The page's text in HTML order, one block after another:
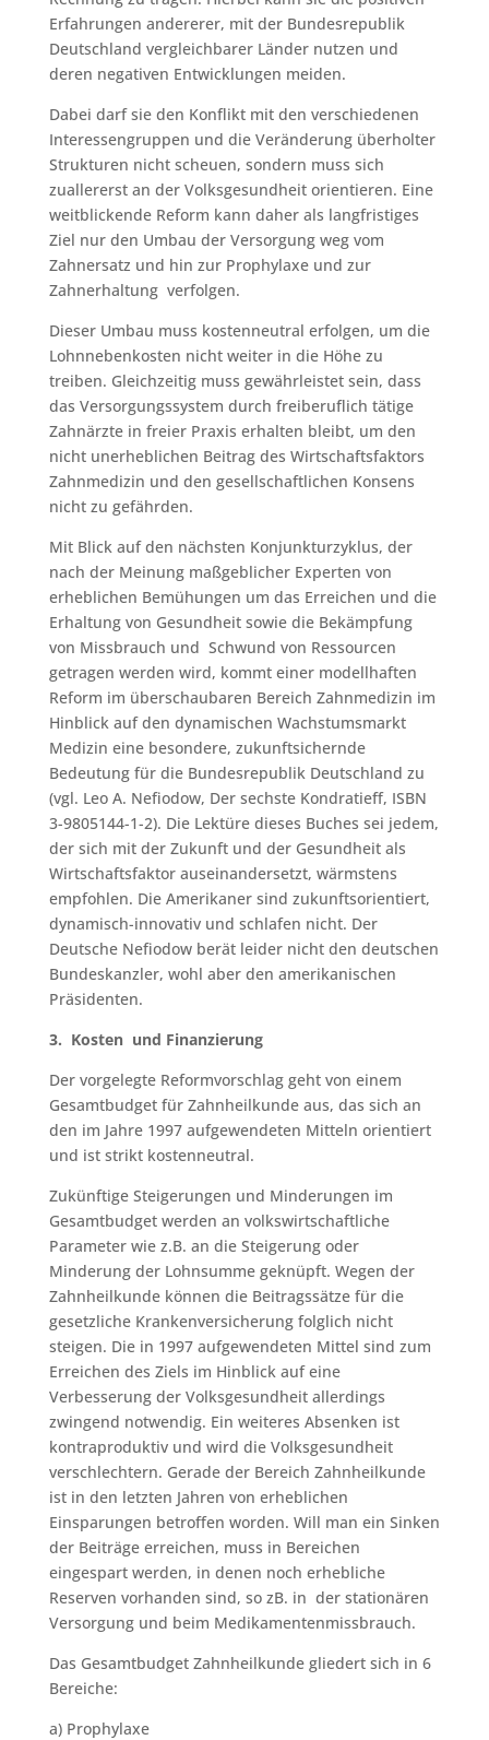
Erfahrungen andererer, mit der Bundesrepublik
Deutschland vergleichbarer Länder nutzen und
deren negativen Entwicklungen meiden.
Dabei darf sie den Konflikt mit den verschiedenen
Interessengruppen und die Veränderung überholter
Strukturen nicht scheuen, sondern muss sich
zuallererst an der Volksgesundheit orientieren. Eine
weitblickende Reform kann daher als langfristiges
Ziel nur den Umbau der Versorgung weg vom
Zahnersatz und hin zur Prophylaxe und zur
Zahnerhaltung verfolgen.
Dieser Umbau muss kostenneutral erfolgen, um die
Lohnnebenkosten nicht weiter in die Höhe zu
treiben. Gleichzeitig muss gewährleistet sein, dass
das Versorgungssystem durch freiberuflich tätige
Zahnärzte in freier Praxis erhalten bleibt, um den
nicht unerheblichen Beitrag des Wirtschaftsfaktors
Zahnmedizin und den gesellschaftlichen Konsens
nicht zu gefährden.
Mit Blick auf den nächsten Konjunkturzyklus, der
nach der Meinung maßgeblicher Experten von
erheblichen Bemühungen um das Erreichen und die
Erhaltung von Gesundheit sowie die Bekämpfung
von Missbrauch und Schwund von Ressourcen
getragen werden wird, kommt einer modellhaften
Reform im überschaubaren Bereich Zahnmedizin im
Hinblick auf den dynamischen Wachstumsmarkt
Medizin eine besondere, zukunftsichernde
Bedeutung für die Bundesrepublik Deutschland zu
(vgl. Leo A. Nefiodow, Der sechste Kondratieff, ISBN
3-9805144-1-2). Die Lektüre dieses Buches sei jedem,
der sich mit der Zukunft und der Gesundheit als
Wirtschaftsfaktor auseinandersetzt, wärmstens
empfohlen. Die Amerikaner sind zukunftsorientiert,
dynamisch-innovativ und schlafen nicht. Der
Deutsche Nefiodow berät leider nicht den deutschen
Bundeskanzler, wohl aber den amerikanischen
Präsidenten.
3. Kosten und Finanzierung
Der vorgelegte Reformvorschlag geht von einem
Gesamtbudget für Zahnheilkunde aus, das sich an
den im Jahre 1997 aufgewendeten Mitteln orientiert
und ist strikt kostenneutral.
Zukünftige Steigerungen und Minderungen im
Gesamtbudget werden an volkswirtschaftliche
Parameter wie z.B. an die Steigerung oder
Minderung der Lohnsumme geknüpft. Wegen der
Zahnheilkunde können die Beitragssätze für die
gesetzliche Krankenversicherung folglich nicht
steigen. Die in 1997 aufgewendeten Mittel sind zum
Erreichen des Ziels im Hinblick auf eine
Verbesserung der Volksgesundheit allerdings
zwingend notwendig. Ein weiteres Absenken ist
kontraproduktiv und wird die Volksgesundheit
verschlechtern. Gerade der Bereich Zahnheilkunde
ist in den letzten Jahren von erheblichen
Einsparungen betroffen worden. Will man ein Sinken
der Beiträge erreichen, muss in Bereichen
eingespart werden, in denen noch erhebliche
Reserven vorhanden sind, so zB. in der stationären
Versorgung und beim Medikamentenmissbrauch.
Das Gesamtbudget Zahnheilkunde gliedert sich in 6
Bereiche:
a) Prophylaxe